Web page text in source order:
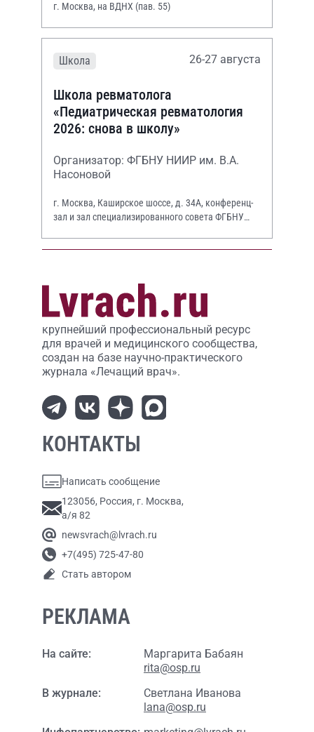
г. Москва, на ВДНХ (пав. 55)
Школа 26-27 августа
Школа ревматолога
«Педиатрическая ревматология
2026: снова в школу»
Организатор: ФГБНУ НИИР им. В.А.
Насоновой
г. Москва, Каширское шоссе, д. 34А, конференц-
зал и зал специализированного совета ФГБНУ
крупнейший профессиональный ресурс
для врачей и медицинского сообщества,
создан на базе научно-практического
журнала «Лечащий врач».
КОНТАКТЫ
Написать сообщение
123056, Россия, г. Москва,
а/я 82
newsvrach@lvrach.ru
+7(495) 725-47-80
Стать автором
РЕКЛАМА
На сайте:
Маргарита Бабаян
rita@osp.ru
В журнале:
Светлана Иванова
lana@osp.ru